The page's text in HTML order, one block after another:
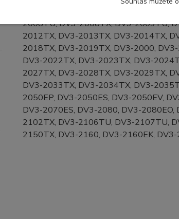
DV3-2005EE, DV3-2005TU, DV3-
2008TU, DV3-2008TX, DV3-2009TU,
2012TX, DV3-2013TX, DV3-2014TX,
2018TX, DV3-2019TX, DV3-2000,
DV3-2022TX, DV3-2023TX, DV3-
2027TX, DV3-2028TX, DV3-2029TX,
DV3-2033TX, DV3-2034TX, DV3-
2050EP, DV3-2050ES, DV3-2050EV,
DV3-2070ES, DV3-2080, DV3-
2102TX, DV3-2106TU, DV3-2107TU,
2150TX, DV3-2160, DV3-2160EK,